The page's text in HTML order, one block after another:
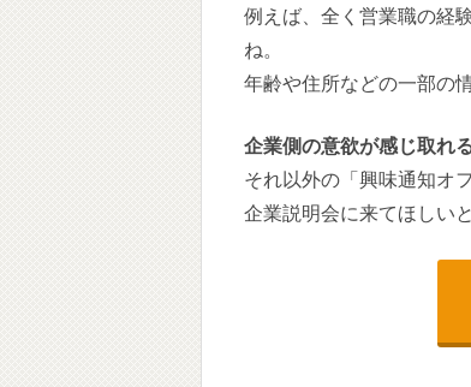
例えば、全く営業職の経
ね。
年齢や住所などの一部の
企業側の意欲が感じ取れ
それ以外の「興味通知オ
企業説明会に来てほしい